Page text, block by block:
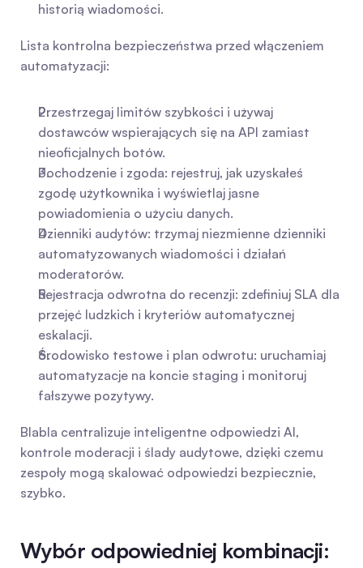
historią wiadomości.
Lista kontrolna bezpieczeństwa przed włączeniem
automatyzacji:
Przestrzegaj limitów szybkości i używaj
dostawców wspierających się na API zamiast
nieoficjalnych botów.
Pochodzenie i zgoda: rejestruj, jak uzyskałeś
zgodę użytkownika i wyświetlaj jasne
powiadomienia o użyciu danych.
Dzienniki audytów: trzymaj niezmienne dzienniki
automatyzowanych wiadomości i działań
moderatorów.
Rejestracja odwrotna do recenzji: zdefiniuj SLA dla
przejęć ludzkich i kryteriów automatycznej
eskalacji.
Środowisko testowe i plan odwrotu: uruchamiaj
automatyzacje na koncie staging i monitoruj
fałszywe pozytywy.
Blabla centralizuje inteligentne odpowiedzi AI,
kontrole moderacji i ślady audytowe, dzięki czemu
zespoły mogą skalować odpowiedzi bezpiecznie,
szybko.
Wybór odpowiedniej kombinacji: